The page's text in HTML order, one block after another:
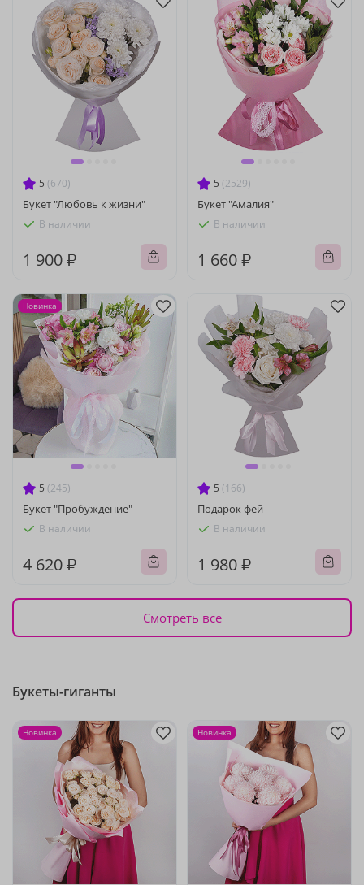
5 (670)
Букет "Любовь к жизни"
В наличии
1 900 ₽
5 (2529)
Букет "Амалия"
В наличии
1 660 ₽
5 (245)
Букет "Пробуждение"
В наличии
4 620 ₽
Новинка
5 (166)
Подарок фей
В наличии
1 980 ₽
Смотреть все
Букеты-гиганты
Новинка Новинка